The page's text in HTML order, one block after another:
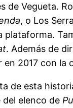
de Vegueta.
, o Los
plataforma.
. Además de
2017 con la
de esta
elenco de